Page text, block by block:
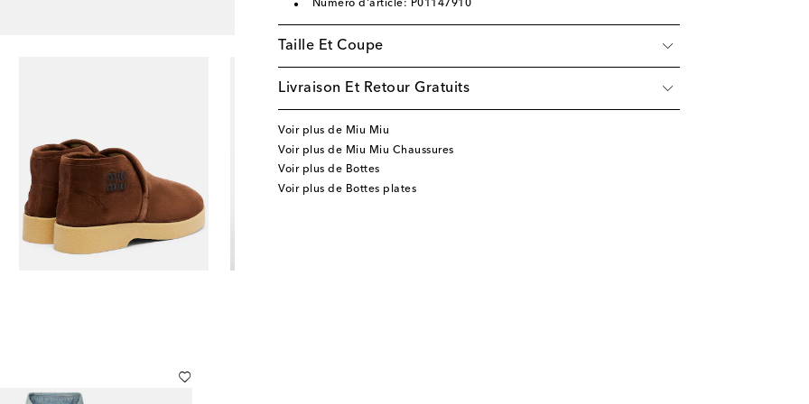
Numéro d'article: P01147910
Taille Et Coupe
Livraison Et Retour Gratuits
Voir plus de Miu Miu
Voir plus de Miu Miu Chaussures
Voir plus de Bottes
Voir plus de Bottes plates